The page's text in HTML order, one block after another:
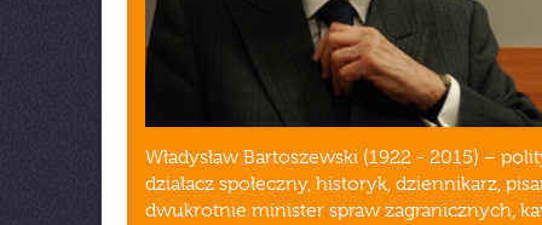
Władysław Bartoszewski (1922 - 2015) –
działacz społeczny, historyk, dziennikarz,
dwukrotnie minister spraw zagranicznych,